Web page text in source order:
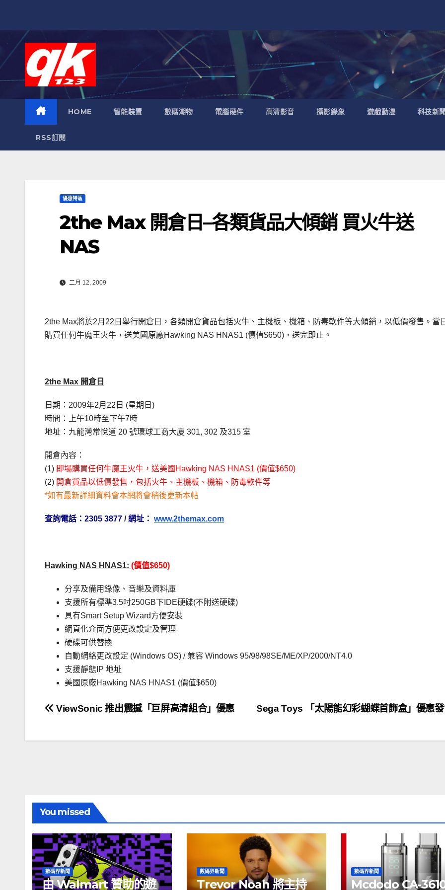
HOME 智能裝置 數碼潮物 電腦硬件 高清影音 攝影錄象 遊戲動漫 科技新
RSS訂閱
優惠特區
2the Max 開倉日–各類貨品大傾銷 買火牛送
NAS
二月 12, 2009
2the Max將於2月22日舉行開倉日，各類開倉貨品包括火牛、主機板、機箱、防毒軟件等大傾銷，以低價發售。當
購買任何牛魔王火牛，送美國原廠Hawking NAS HNAS1 (價值$650)，送完即止。
2the Max 開倉日
日期：2009年2月22日 (星期日)
時間：上午10時至下午7時
地址：九龍灣常悅道 20 號環球工商大廈 301, 302 及315 室
開倉內容：
(1) 即場購買任何牛魔王火牛，送美國Hawking NAS HNAS1 (價值$650)
(2) 開倉貨品以低價發售，包括火牛、主機板、機箱、防毒軟件等
*如有最新詳細資料會本網將會稍後更新本帖
查詢電話：2305 3877 /網址： www.2themax.com
Hawking NAS HNAS1: (價值$650)
分享及備用錄像、音樂及資料庫
支援所有標準3.5吋250GB下IDE硬碟(不附送硬碟)
具有Smart Setup Wizard方便安裝
網頁化介面方便更改設定及管理
硬碟可供替換
自動網絡更改設定 (Windows OS) / 兼容 Windows 95/98/98SE/ME/XP/2000/NT4.0
支援靜態IP 地址
美國原廠Hawking NAS HNAS1 (價值$650)
文
Sega Toys 「太陽能幻彩蝴蝶首飾盒」優惠
ViewSonic 推出震撼「巨屏高清組合」優惠
You missed
數碼界新聞
由 Walmart 贊助的遊
數碼界新聞
Trevor Noah 將主持
數碼界新聞
Mcdodo CA-